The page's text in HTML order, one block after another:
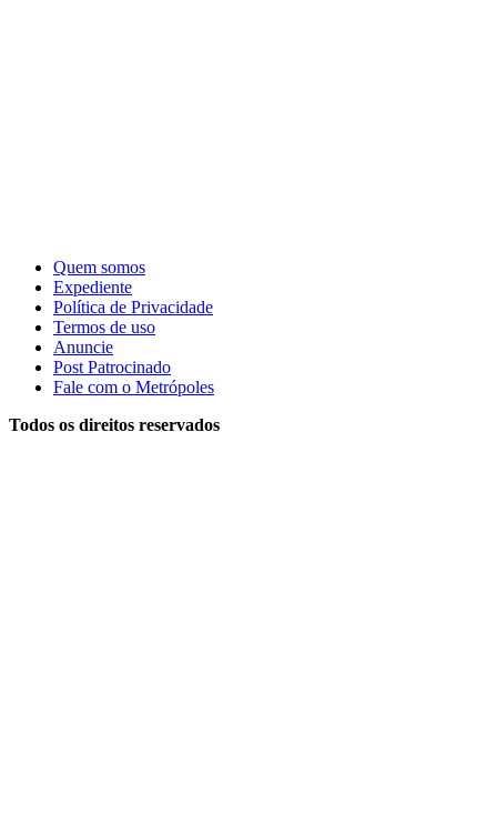
Quem somos
Expediente
Política de Privacidade
Termos de uso
Anuncie
Post Patrocinado
Fale com o Metrópoles
Todos os direitos reservados